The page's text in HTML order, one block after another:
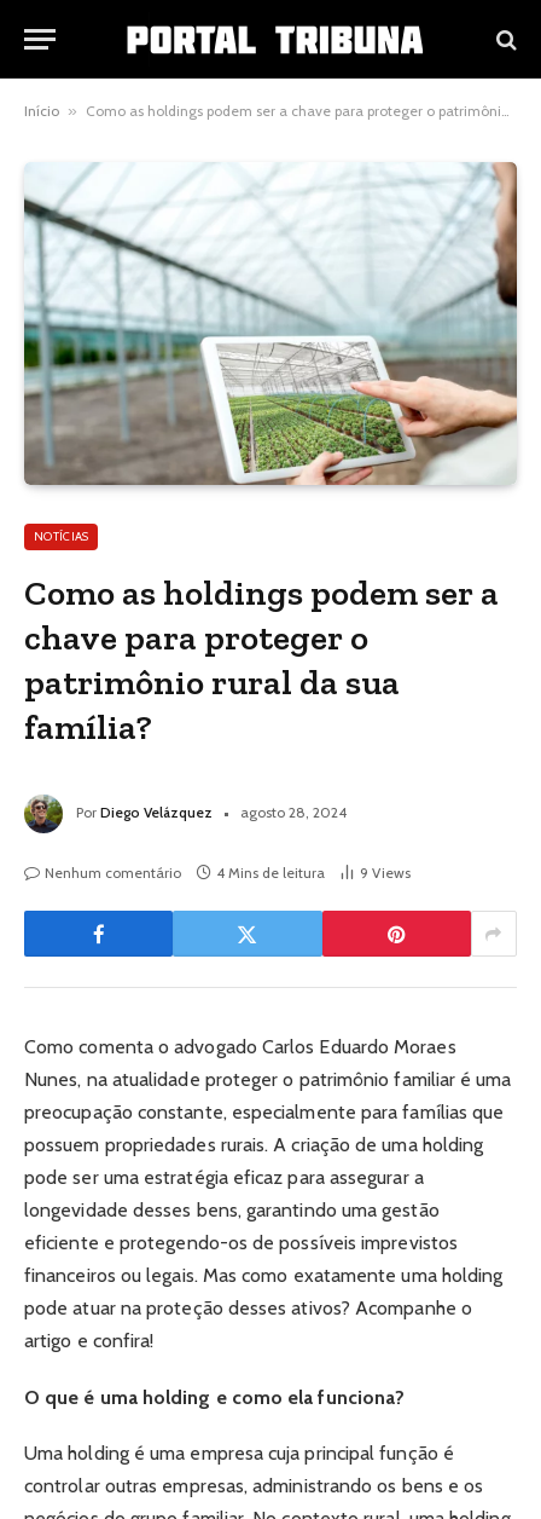
Início » Como as holdings podem ser a chave para proteger o patrimônio rural da sua família?
NOTÍCIAS
Como as holdings podem ser a
chave para proteger o
patrimônio rural da sua
família?
Por Diego Velázquez agosto 28, 2024
Nenhum comentário 4 Mins de leitura 9 Views
Como comenta o advogado Carlos Eduardo Moraes
Nunes, na atualidade proteger o patrimônio familiar é uma
preocupação constante, especialmente para famílias que
possuem propriedades rurais. A criação de uma holding
pode ser uma estratégia eficaz para assegurar a
longevidade desses bens, garantindo uma gestão
eficiente e protegendo-os de possíveis imprevistos
financeiros ou legais. Mas como exatamente uma holding
pode atuar na proteção desses ativos? Acompanhe o
artigo e confira!
O que é uma holding e como ela funciona?
Uma holding é uma empresa cuja principal função é
controlar outras empresas, administrando os bens e os